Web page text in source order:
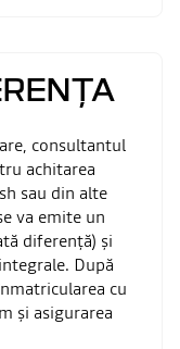
consultantul
achitarea
sau din alte
va emite un
diferență) și
După
cu
și asigurarea